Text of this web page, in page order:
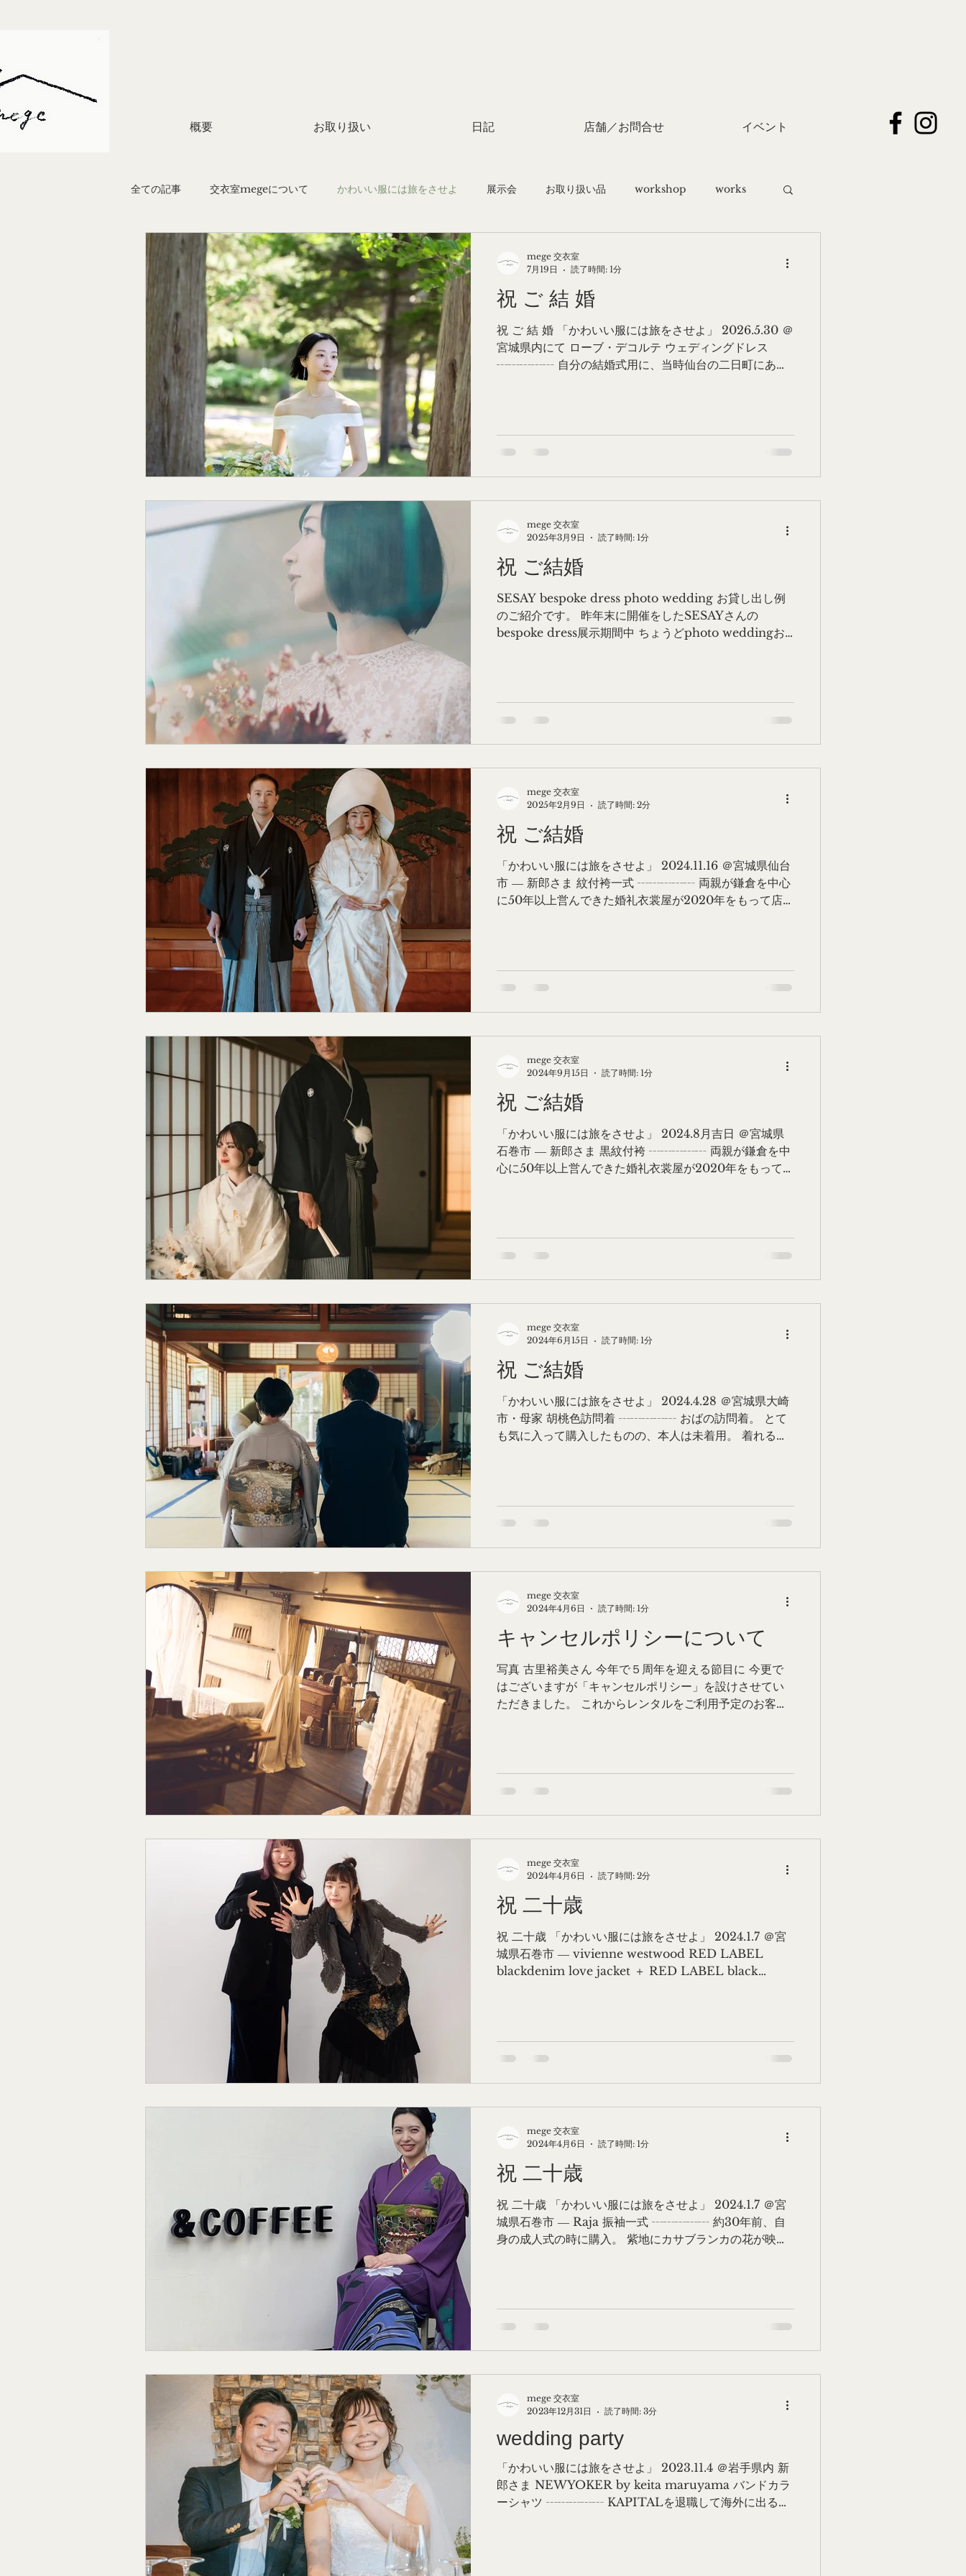
概要 お取り扱い 日記 店舗／お問合せ イベント
全ての記事 交衣室megeについて かわいい服には旅をさせよ 展示会 お取り扱い品 workshop works
結婚式のかたち 企画 着付け教室
祝 ご 結 婚
祝 ご 結 婚 「かわいい服には旅をさせよ」 2026.5.30 ＠
宮城県内にて ローブ・デコルテ ウェディングドレス
┄┄┄┄┄ 自分の結婚式用に、当時仙台の二日町にあっ
トベール付 ┄┄┄┄┄ 箪笥主 千葉 綾子さん ローブ・デ
コルテは女性の最も正式な礼装として扱われるもので 起
の趣味思考の断片を ドレスからも感じられる気がしま
す。 やっと琴線に触れていただけるお客さまと出会えて
はじめてのお貸出しに感無量！でした。 そしてほんとつ
い最近 フランスが舞台となった映画「急に具合が悪くな
る」を やっと観ることができたんですが どちらのことも
思い出すだけで なんだかじわっと幸せな気持ちになれて
います。
mege 交衣室
7月19日
読了時間: 1分
祝 ご結婚
SESAY bespoke dress photo wedding お貸し出し例
のご紹介です。 昨年末に開催をしたSESAYさんの
bespoke dress展示期間中 ちょうどphoto weddingお
mege 交衣室
2025年3月9日
読了時間: 1分
祝 ご結婚
「かわいい服には旅をさせよ」 2024.11.16 ＠宮城県仙台
市 ― 新郎さま 紋付袴一式 ┄┄┄┄┄ 両親が鎌倉を中心
に50年以上営んできた婚礼衣裳屋が2020年をもって店を
mege 交衣室
2025年2月9日
読了時間: 2分
祝 ご結婚
「かわいい服には旅をさせよ」 2024.8月吉日 ＠宮城県
石巻市 ― 新郎さま 黒紋付袴 ┄┄┄┄┄ 両親が鎌倉を中
心に50年以上営んできた婚礼衣裳屋が2020年をもって店
mege 交衣室
2024年9月15日
読了時間: 1分
祝 ご結婚
「かわいい服には旅をさせよ」 2024.4.28 ＠宮城県大崎
市・母家 胡桃色訪問着 ┄┄┄┄┄ おばの訪問着。 とて
も気に入って購入したものの、本人は未着用。 着れるの
mege 交衣室
2024年6月15日
読了時間: 1分
キャンセルポリシーについて
写真 古里裕美さん 今年で５周年を迎える節目に 今更で
はございますが「キャンセルポリシー」を設けさせてい
ただきました。 これからレンタルをご利用予定のお客さ
mege 交衣室
2024年4月6日
読了時間: 1分
祝 二十歳
祝 二十歳 「かわいい服には旅をさせよ」 2024.1.7 ＠宮
城県石巻市 ― vivienne westwood RED LABEL
blackdenim love jacket ＋ RED LABEL black
mege 交衣室
2024年4月6日
読了時間: 2分
祝 二十歳
祝 二十歳 「かわいい服には旅をさせよ」 2024.1.7 ＠宮
城県石巻市 ― Raja 振袖一式 ┄┄┄┄┄ 約30年前、自
身の成人式の時に購入。 紫地にカサブランカの花が映え
mege 交衣室
2024年4月6日
読了時間: 1分
wedding party
「かわいい服には旅をさせよ」 2023.11.4 ＠岩手県内 新
郎さま NEWYOKER by keita maruyama バンドカラ
ーシャツ ┄┄┄┄┄ KAPITALを退職して海外に出る前
mege 交衣室
2023年12月31日
読了時間: 3分